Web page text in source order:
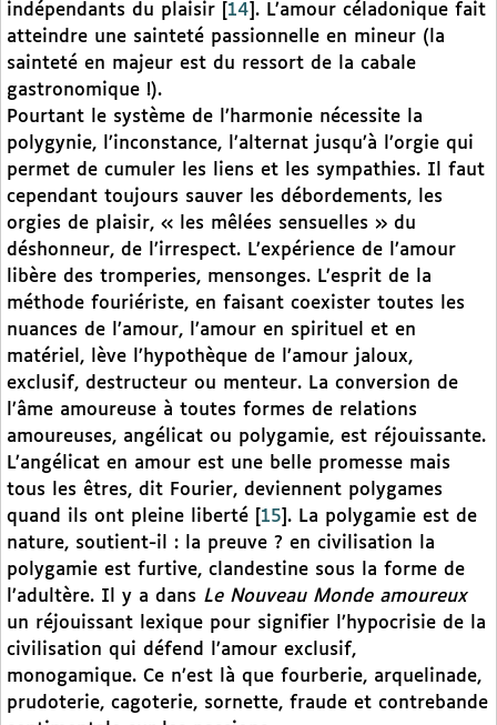
indépendants du plaisir 14 . L’amour céladonique fait
atteindre une sainteté passionnelle en mineur (la
sainteté en majeur est du ressort de la cabale
gastronomique !).
Pourtant le système de l’harmonie nécessite la
polygynie, l’inconstance, l’alternat jusqu’à l’orgie qui
permet de cumuler les liens et les sympathies. Il faut
cependant toujours sauver les débordements, les
orgies de plaisir, « les mêlées sensuelles » du
déshonneur, de l’irrespect. L’expérience de l’amour
libère des tromperies, mensonges. L’esprit de la
méthode fouriériste, en faisant coexister toutes les
nuances de l’amour, l’amour en spirituel et en
matériel, lève l’hypothèque de l’amour jaloux,
exclusif, destructeur ou menteur. La conversion de
l’âme amoureuse à toutes formes de relations
amoureuses, angélicat ou polygamie, est réjouissante.
L’angélicat en amour est une belle promesse mais
tous les êtres, dit Fourier, deviennent polygames
quand ils ont pleine liberté
15 . La polygamie est de
nature, soutient-il : la preuve ? en civilisation la
polygamie est furtive, clandestine sous la forme de
l’adultère. Il y a dans Le Nouveau Monde amoureux
un réjouissant lexique pour signifier l’hypocrisie de la
civilisation qui défend l’amour exclusif,
monogamique. Ce n’est là que fourberie, arquelinade,
prudoterie, cagoterie, sornette, fraude et contrebande